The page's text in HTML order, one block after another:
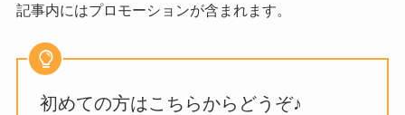
記事内にはプロモーションが含まれます。
初めての方はこちらからどうぞ♪